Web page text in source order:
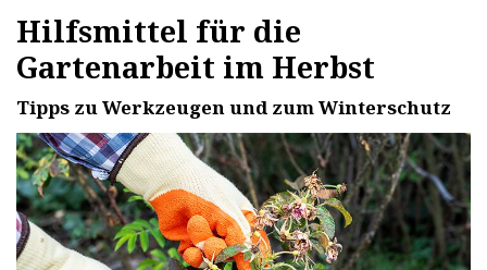
Hilfsmittel für die
Gartenarbeit im Herbst
Tipps zu Werkzeugen und zum Winterschutz